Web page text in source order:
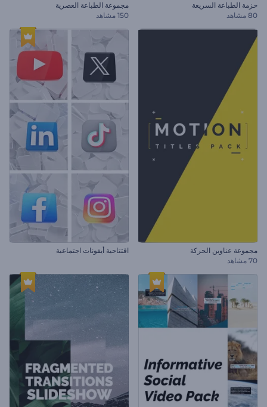
حزمة الطباعة السريعة
80 مشاهد
مجموعة الطباعة العصرية
150 مشاهد
مجموعة عناوين الحركة
70 مشاهد
افتتاحية أيقونات اجتماعية